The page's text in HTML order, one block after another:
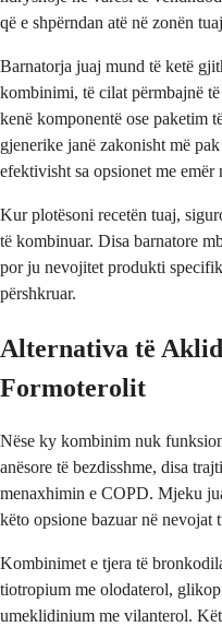
që e shpërndan atë në zonën
Barnatorja juaj mund të ketë
kombinimi, të cilat përmbajnë
kenë komponentë ose paketim
gjenerike janë zakonisht më
efektivisht sa opsionet me emër
Kur plotësoni recetën tuaj,
të kombinuar. Disa barnatore
por ju nevojitet produkti
përshkruar.
Alternativa të
Formoterolit
Nëse ky kombinim nuk
anësore të bezdisshme, disa
menaxhimin e COPD. Mjeku
këto opsione bazuar në nevojat
Kombinimet e tjera të
tiotropium me olodaterol,
umeklidinium me vilanterol.